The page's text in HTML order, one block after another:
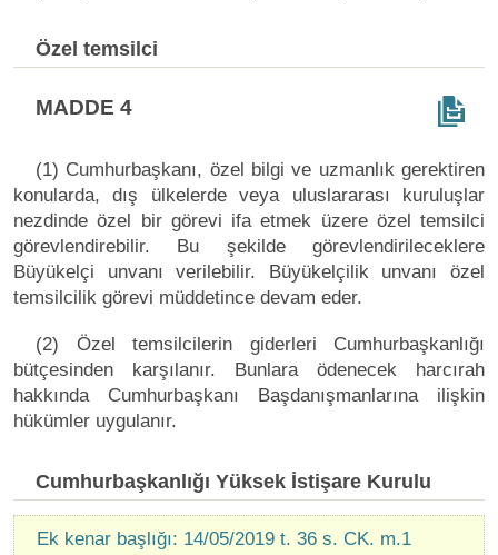
Özel temsilci
MADDE 4
(1) Cumhurbaşkanı, özel bilgi ve uzmanlık gerektiren
konularda, dış ülkelerde veya uluslararası kuruluşlar
nezdinde özel bir görevi ifa etmek üzere özel temsilci
görevlendirebilir. Bu şekilde görevlendirileceklere
Büyükelçi unvanı verilebilir. Büyükelçilik unvanı özel
temsilcilik görevi müddetince devam eder.
(2) Özel temsilcilerin giderleri Cumhurbaşkanlığı
bütçesinden karşılanır. Bunlara ödenecek harcırah
hakkında Cumhurbaşkanı Başdanışmanlarına ilişkin
hükümler uygulanır.
Cumhurbaşkanlığı Yüksek İstişare Kurulu
Ek kenar başlığı: 14/05/2019 t. 36 s. CK. m.1